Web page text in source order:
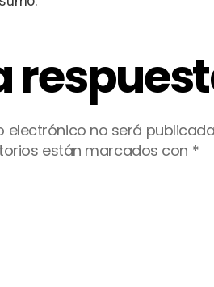
electrónico no será
están marcados con *